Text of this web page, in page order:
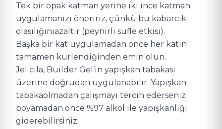
Tek bir opak katman yerine iki ince katman
uygulamanızı öneririz, çünkü bu kabarcık
olasılığınıazaltır (peynirli sufle etkisi).
Başka bir kat uygulamadan önce her katın
tamamen kürlendiğinden emin olun.
Jel cila, Builder Gel’in yapışkan tabakası
üzerine doğrudan uygulanabilir. Yapışkan
tabakaolmadan çalışmayı tercih ederseniz
boyamadan önce %97 alkol ile yapışkanlığı
giderebilirsiniz.